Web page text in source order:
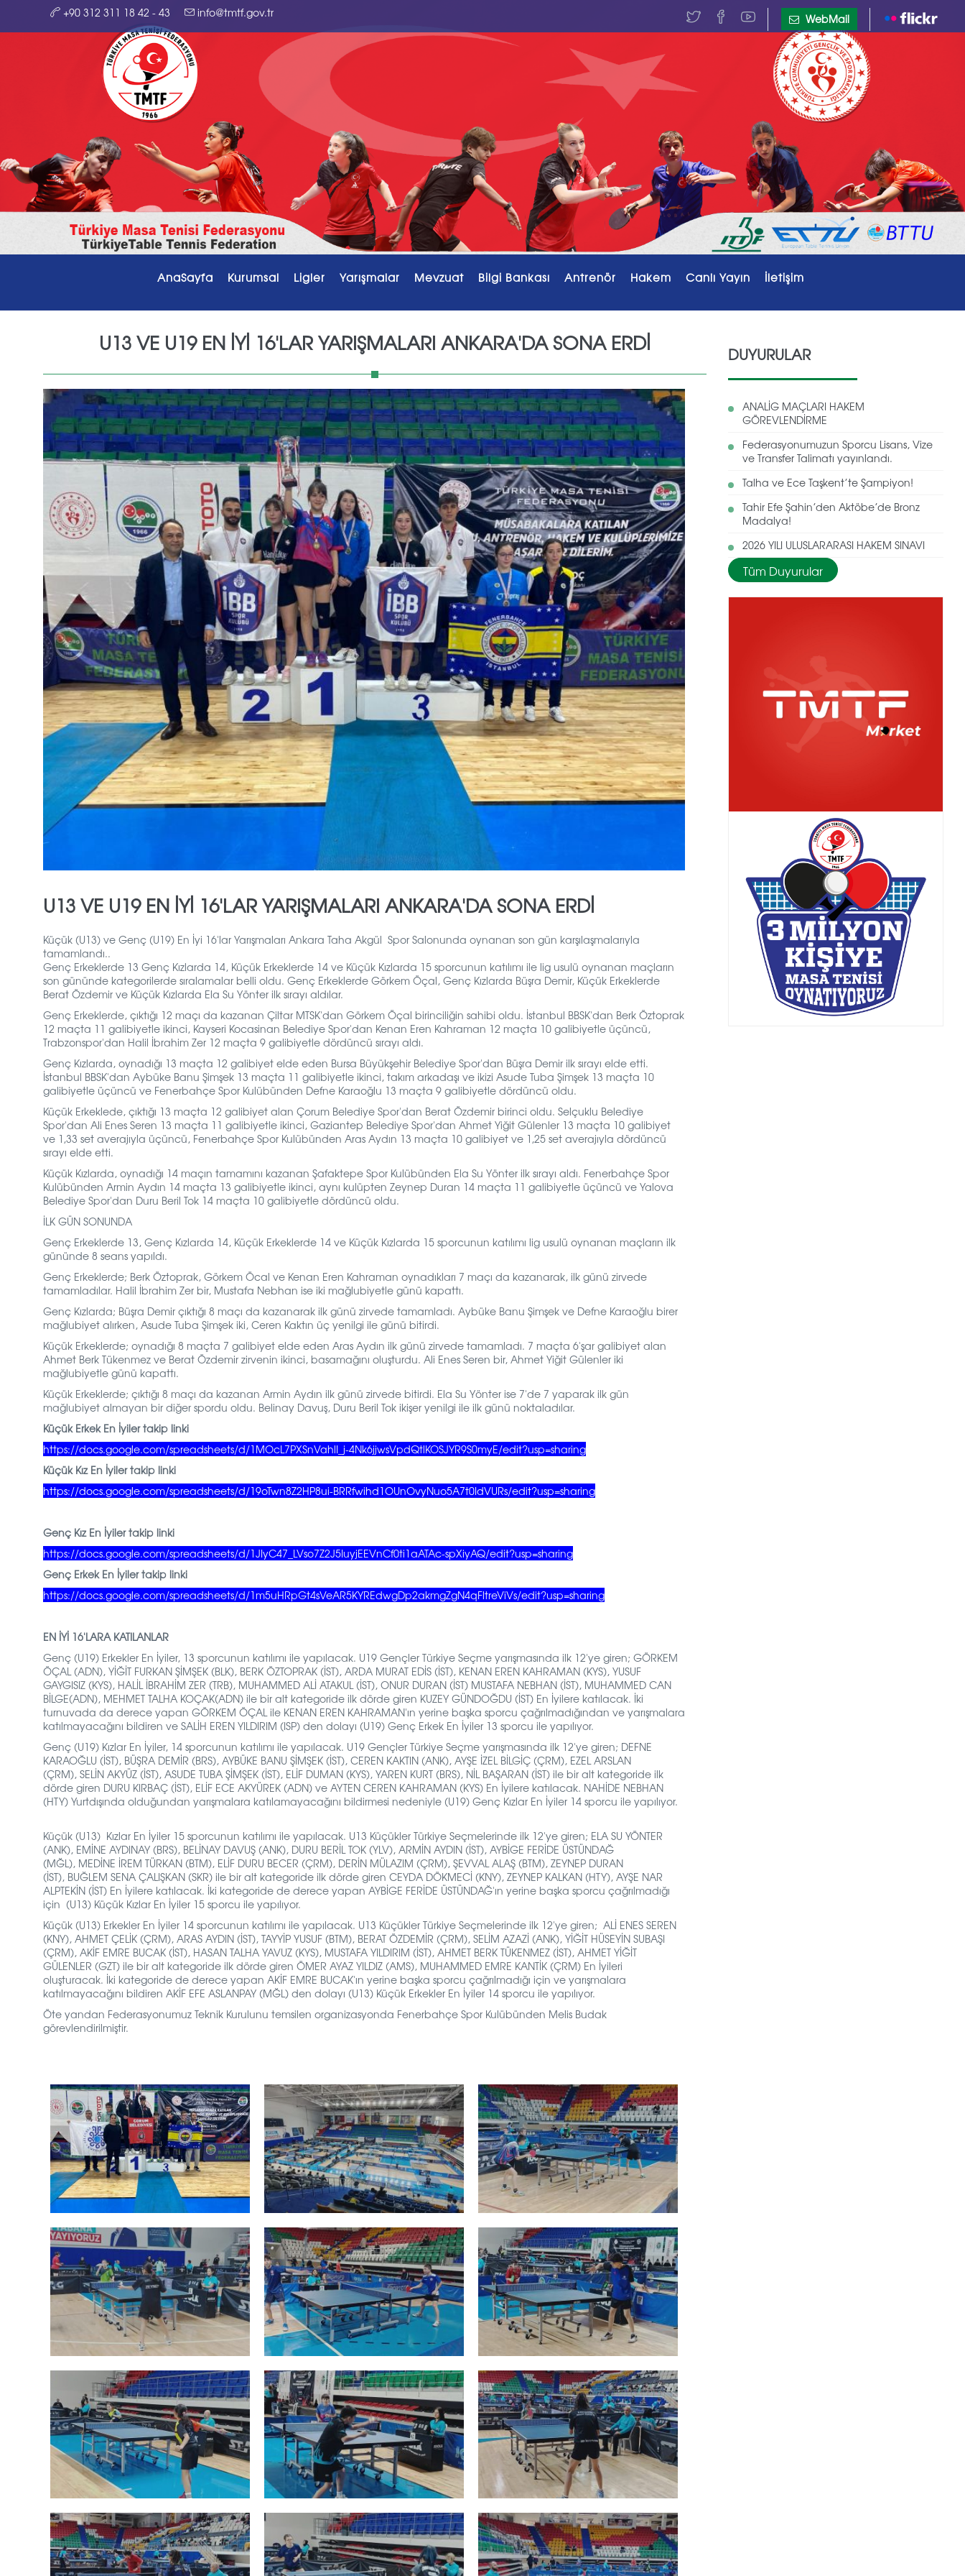
+90 312 311 18 42 - 43 info@tmtf.gov.tr WebMail
AnaSayfa Kurumsal Ligler Yarışmalar Mevzuat Bilgi Bankası Antrenör Hakem Canlı Yayın İletişim
DUYURULAR
ANALİG MAÇLARI HAKEM
GÖREVLENDİRME
Federasyonumuzun Sporcu Lisans, Vize
ve Transfer Talimatı yayınlandı.
Talha ve Ece Taşkent’te Şampiyon!
Tahir Efe Şahin’den Aktöbe’de Bronz
Madalya!
2026 YILI ULUSLARARASI HAKEM SINAVI
Tüm Duyurular
U13 VE U19 EN İYI 16'LAR YARIŞMALARI ANKARA'DA SONA ERDI
U13 VE U19 EN İYI 16'LAR YARIŞMALARI ANKARA'DA SONA ERDI
Küçük (U13) ve Genç (U19) En İyi 16'lar Yarışmaları Ankara Taha Akgül Spor Salonunda oynanan son gün karşılaşmalarıyla
tamamlandı..
Genç Erkeklerde 13 Genç Kızlarda 14, Küçük Erkeklerde 14 ve Küçük Kızlarda 15 sporcunun katılımı ile lig usulü oynanan maçların
son gününde kategorilerde sıralamalar belli oldu. Genç Erkeklerde Görkem Öçal, Genç Kızlarda Büşra Demir, Küçük Erkeklerde
Berat Özdemir ve Küçük Kızlarda Ela Su Yönter ilk sırayı aldılar.
Genç Erkeklerde, çıktığı 12 maçı da kazanan Çiltar MTSK'dan Görkem Öçal birinciliğin sahibi oldu. İstanbul BBSK'dan Berk Öztoprak
12 maçta 11 galibiyetle ikinci, Kayseri Kocasinan Belediye Spor'dan Kenan Eren Kahraman 12 maçta 10 galibiyetle üçüncü,
Trabzonspor'dan Halil İbrahim Zer 12 maçta 9 galibiyetle dördüncü sırayı aldı.
Genç Kızlarda, oynadığı 13 maçta 12 galibiyet elde eden Bursa Büyükşehir Belediye Spor'dan Büşra Demir ilk sırayı elde etti.
İstanbul BBSK'dan Aybüke Banu Şimşek 13 maçta 11 galibiyetle ikinci, takım arkadaşı ve ikizi Asude Tuba Şimşek 13 maçta 10
galibiyetle üçüncü ve Fenerbahçe Spor Kulübünden Defne Karaoğlu 13 maçta 9 galibiyetle dördüncü oldu.
Küçük Erkeklede, çıktığı 13 maçta 12 galibiyet alan Çorum Belediye Spor'dan Berat Özdemir birinci oldu. Selçuklu Belediye
Spor'dan Ali Enes Seren 13 maçta 11 galibiyetle ikinci, Gaziantep Belediye Spor'dan Ahmet Yiğit Gülenler 13 maçta 10 galibiyet
ve 1,33 set averajıyla üçüncü, Fenerbahçe Spor Kulübünden Aras Aydın 13 maçta 10 galibiyet ve 1,25 set averajıyla dördüncü
sırayı elde etti.
Küçük Kızlarda, oynadığı 14 maçın tamamını kazanan Şafaktepe Spor Kulübünden Ela Su Yönter ilk sırayı aldı. Fenerbahçe Spor
Kulübünden Armin Aydın 14 maçta 13 galibiyetle ikinci, aynı kulüpten Zeynep Duran 14 maçta 11 galibiyetle üçüncü ve Yalova
Belediye Spor'dan Duru Beril Tok 14 maçta 10 galibiyetle dördüncü oldu.
İLK GÜN SONUNDA
Genç Erkeklerde 13, Genç Kızlarda 14, Küçük Erkeklerde 14 ve Küçük Kızlarda 15 sporcunun katılımı lig usulü oynanan maçların ilk
gününde 8 seans yapıldı.
Genç Erkeklerde; Berk Öztoprak, Görkem Öcal ve Kenan Eren Kahraman oynadıkları 7 maçı da kazanarak, ilk günü zirvede
tamamladılar. Halil İbrahim Zer bir, Mustafa Nebhan ise iki mağlubiyetle günü kapattı.
Genç Kızlarda; Büşra Demir çıktığı 8 maçı da kazanarak ilk günü zirvede tamamladı. Aybüke Banu Şimşek ve Defne Karaoğlu birer
mağlubiyet alırken, Asude Tuba Şimşek iki, Ceren Kaktın üç yenilgi ile günü bitirdi.
Küçük Erkeklerde; oynadığı 8 maçta 7 galibiyet elde eden Aras Aydın ilk günü zirvede tamamladı. 7 maçta 6'şar galibiyet alan
Ahmet Berk Tükenmez ve Berat Özdemir zirvenin ikinci, basamağını oluşturdu. Ali Enes Seren bir, Ahmet Yiğit Gülenler iki
mağlubiyetle günü kapattı.
Küçük Erkeklerde; çıktığı 8 maçı da kazanan Armin Aydın ilk günü zirvede bitirdi. Ela Su Yönter ise 7'de 7 yaparak ilk gün
mağlubiyet almayan bir diğer spordu oldu. Belinay Davuş, Duru Beril Tok ikişer yenilgi ile ilk günü noktaladılar.
Küçük Erkek En İyiler takip linki
https://docs.google.com/spreadsheets/d/1MOcL7PXSnVahlI_j-4Nk6jjwsVpdQtlKOSJYR9S0myE/edit?usp=sharing
Küçük Kız En İyiler takip linki
https://docs.google.com/spreadsheets/d/19oTwn8Z2HP8ui-BRRfwihd1OUnOvyNuo5A7t0IdVURs/edit?usp=sharing
Genç Kız En İyiler takip linki
https://docs.google.com/spreadsheets/d/1JIyC47_LVso7Z2J5IuyjEEVnCf0ti1aATAc-spXiyAQ/edit?usp=sharing
Genç Erkek En İyiler takip linki
https://docs.google.com/spreadsheets/d/1m5uHRpGt4sVeAR5KYREdwgDp2akmgZgN4qFltreViVs/edit?usp=sharing
EN İYİ 16'LARA KATILANLAR
Genç (U19) Erkekler En İyiler, 13 sporcunun katılımı ile yapılacak. U19 Gençler Türkiye Seçme yarışmasında ilk 12'ye giren; GÖRKEM
ÖÇAL (ADN), YİĞİT FURKAN ŞİMŞEK (BLK), BERK ÖZTOPRAK (İST), ARDA MURAT EDİS (İST), KENAN EREN KAHRAMAN (KYS), YUSUF
GAYGISIZ (KYS), HALİL İBRAHİM ZER (TRB), MUHAMMED ALİ ATAKUL (İST), ONUR DURAN (İST) MUSTAFA NEBHAN (İST), MUHAMMED CAN
BİLGE(ADN), MEHMET TALHA KOÇAK(ADN) ile bir alt kategoride ilk dörde giren KUZEY GÜNDOĞDU (İST) En İyilere katılacak. İki
turnuvada da derece yapan GÖRKEM ÖÇAL ile KENAN EREN KAHRAMAN'ın yerine başka sporcu çağrılmadığından ve yarışmalara
katılmayacağını bildiren ve SALİH EREN YILDIRIM (ISP) den dolayı (U19) Genç Erkek En İyiler 13 sporcu ile yapılıyor.
Genç (U19) Kızlar En İyiler, 14 sporcunun katılımı ile yapılacak. U19 Gençler Türkiye Seçme yarışmasında ilk 12'ye giren; DEFNE
KARAOĞLU (İST), BÜŞRA DEMİR (BRS), AYBÜKE BANU ŞİMŞEK (İST), CEREN KAKTIN (ANK), AYŞE İZEL BİLGİÇ (ÇRM), EZEL ARSLAN
(ÇRM), SELİN AKYÜZ (İST), ASUDE TUBA ŞİMŞEK (İST), ELİF DUMAN (KYS), YAREN KURT (BRS), NİL BAŞARAN (İST) ile bir alt kategoride ilk
dörde giren DURU KIRBAÇ (İST), ELİF ECE AKYÜREK (ADN) ve AYTEN CEREN KAHRAMAN (KYS) En İyilere katılacak. NAHİDE NEBHAN
(HTY) Yurtdışında olduğundan yarışmalara katılamayacağını bildirmesi nedeniyle (U19) Genç Kızlar En İyiler 14 sporcu ile yapılıyor.
Küçük (U13) Kızlar En İyiler 15 sporcunun katılımı ile yapılacak. U13 Küçükler Türkiye Seçmelerinde ilk 12'ye giren; ELA SU YÖNTER
(ANK), EMİNE AYDINAY (BRS), BELİNAY DAVUŞ (ANK), DURU BERİL TOK (YLV), ARMİN AYDIN (İST), AYBİGE FERİDE ÜSTÜNDAĞ
(MĞL), MEDİNE İREM TÜRKAN (BTM), ELİF DURU BECER (ÇRM), DERİN MÜLAZIM (ÇRM), ŞEVVAL ALAŞ (BTM), ZEYNEP DURAN
(İST), BUĞLEM SENA ÇALIŞKAN (SKR) ile bir alt kategoride ilk dörde giren CEYDA DÖKMECİ (KNY), ZEYNEP KALKAN (HTY), AYŞE NAR
ALPTEKİN (İST) En İyilere katılacak. İki kategoride de derece yapan AYBİGE FERİDE ÜSTÜNDAĞ'ın yerine başka sporcu çağrılmadığı
için (U13) Küçük Kızlar En İyiler 15 sporcu ile yapılıyor.
Küçük (U13) Erkekler En İyiler 14 sporcunun katılımı ile yapılacak. U13 Küçükler Türkiye Seçmelerinde ilk 12'ye giren; ALİ ENES SEREN
(KNY), AHMET ÇELİK (ÇRM), ARAS AYDIN (İST), TAYYİP YUSUF (BTM), BERAT ÖZDEMİR (ÇRM), SELİM AZAZİ (ANK), YİĞİT HÜSEYİN SUBAŞI
(ÇRM), AKİF EMRE BUCAK (İST), HASAN TALHA YAVUZ (KYS), MUSTAFA YILDIRIM (İST), AHMET BERK TÜKENMEZ (İST), AHMET YİĞİT
GÜLENLER (GZT) ile bir alt kategoride ilk dörde giren ÖMER AYAZ YILDIZ (AMS), MUHAMMED EMRE KANTİK (ÇRM) En İyileri
oluşturacak. İki kategoride de derece yapan AKİF EMRE BUCAK'ın yerine başka sporcu çağrılmadığı için ve yarışmalara
katılmayacağını bildiren AKİF EFE ASLANPAY (MĞL) den dolayı (U13) Küçük Erkekler En İyiler 14 sporcu ile yapılıyor.
Öte yandan Federasyonumuz Teknik Kurulunu temsilen organizasyonda Fenerbahçe Spor Kulübünden Melis Budak
görevlendirilmiştir.